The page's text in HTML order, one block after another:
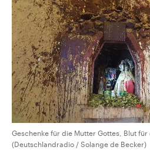
Geschenke für die Mutter Gottes, Blut
(Deutschlandradio / Solange de Becker)